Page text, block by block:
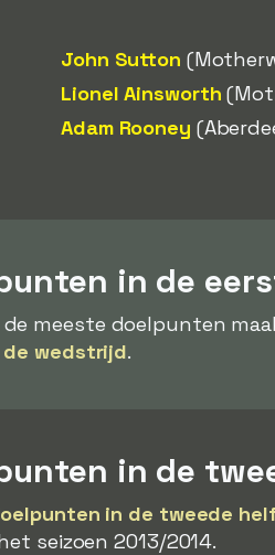
John Sutton
Lionel Ainsworth
Adam Rooney
in de
meeste doelpunten
wedstrijd.
in de
in de tweede
seizoen 2013/2014.